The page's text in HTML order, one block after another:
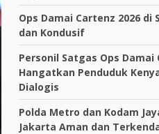
Ops Damai Cartenz 2026 di
dan Kondusif
Personil Satgas Ops Damai
Hangatkan Penduduk
Dialogis
Polda Metro dan Kodam
Jakarta Aman dan